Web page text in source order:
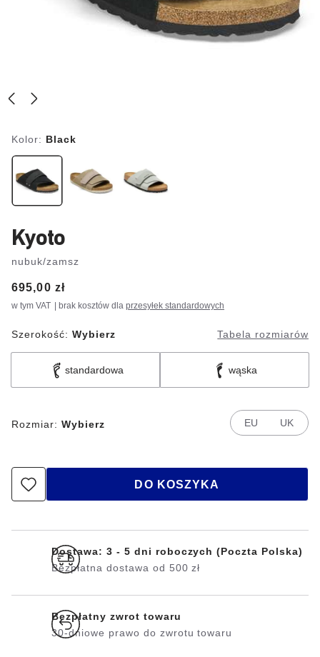
Kolor: Black
Kyoto
nubuk/zamsz
Price:
695,00 zł
w tym VAT | brak kosztów dla przesyłek standardowych
Szerokość: Wybierz Tabela rozmiarów
standardowa wąska
Rozmiar: Wybierz EU UK
DO KOSZYKA
Dostawa: 3 - 5 dni roboczych (Poczta Polska)
Bezpłatna dostawa od 500 zł
Bezpłatny zwrot towaru
30-dniowe prawo do zwrotu towaru